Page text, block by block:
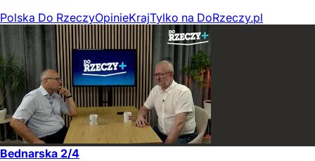
Polska Do RzeczyOpinieKrajTylko na DoRzeczy.pl
Bednarska 2/4